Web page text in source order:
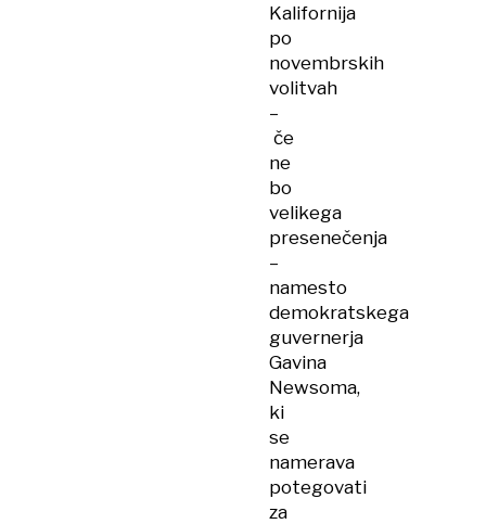
Kalifornija
po
novembrskih
volitvah
–
če
ne
bo
velikega
presenečenja
–
namesto
demokratskega
guvernerja
Gavina
Newsoma,
ki
se
namerava
potegovati
za